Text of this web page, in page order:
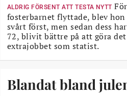
ALDRIG FÖRSENT ATT TESTA NYTT
fosterbarnet flyttade, blev hon
svårt först, men sedan dess
72, blivit bättre på att göra
extrajobbet som statist.
Blandat bland